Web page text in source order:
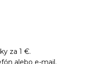
za 1 €.